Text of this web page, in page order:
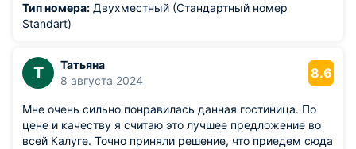
Тип номера: Двухместный (Стандартный номер
Standart)
Т
Татьяна
8 августа 2024
8.6
Мне очень сильно понравилась данная гостиница. По
цене и качеству я считаю это лучшее предложение во
всей Калуге. Точно приняли решение, что приедем сюда